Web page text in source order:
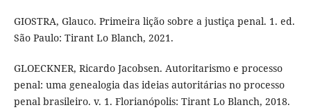
GIOSTRA, Glauco. Primeira lição sobre a justiça penal. 1. ed.
São Paulo: Tirant Lo Blanch, 2021.
GLOECKNER, Ricardo Jacobsen. Autoritarismo e processo
penal: uma genealogia das ideias autoritárias no processo
penal brasileiro. v. 1. Florianópolis: Tirant Lo Blanch, 2018.